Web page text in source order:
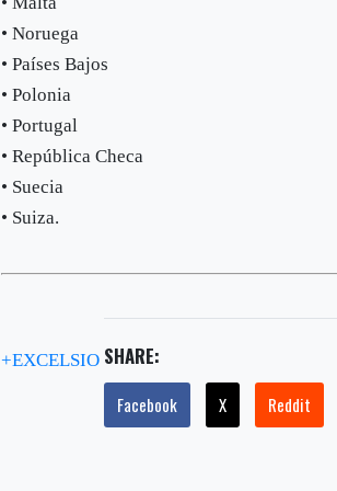
• Noruega
• Países Bajos
• Polonia
• Portugal
• República Checa
• Suecia
• Suiza.
+EXCELSIO SHARE:
Facebook X Reddit